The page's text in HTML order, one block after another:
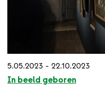
5.05.2023 - 22.10.2023
In beeld geboren